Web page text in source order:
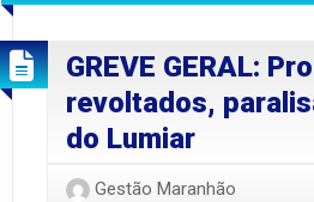
GREVE GERAL:
revoltados,
do Lumiar
Gestão Maranhão